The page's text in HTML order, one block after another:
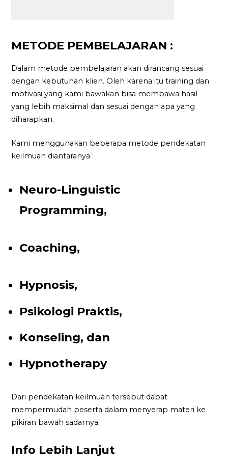
METODE PEMBELAJARAN :
Dalam metode pembelajaran akan dirancang sesuai
dengan kebutuhan klien. Oleh karena itu training dan
motivasi yang kami bawakan bisa membawa hasil
yang lebih maksimal dan sesuai dengan apa yang
diharapkan.
Kami menggunakan beberapa metode pendekatan
keilmuan diantaranya :
Neuro-Linguistic
Programming,
Coaching,
Hypnosis,
Psikologi Praktis,
Konseling, dan
Hypnotherapy
Dari pendekatan keilmuan tersebut dapat
mempermudah peserta dalam menyerap materi ke
pikiran bawah sadarnya.
Info Lebih Lanjut